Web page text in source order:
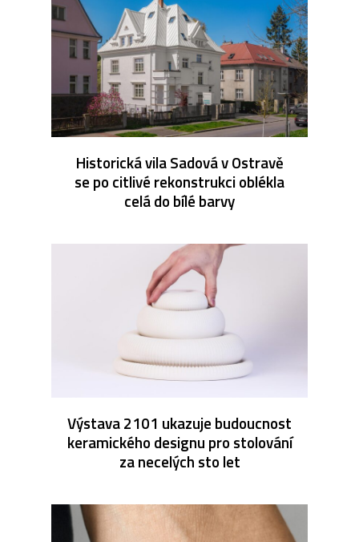
Historická vila Sadová v Ostravě
se po citlivé rekonstrukci oblékla
celá do bílé barvy
Výstava 2101 ukazuje budoucnost
keramického designu pro stolování
za necelých sto let